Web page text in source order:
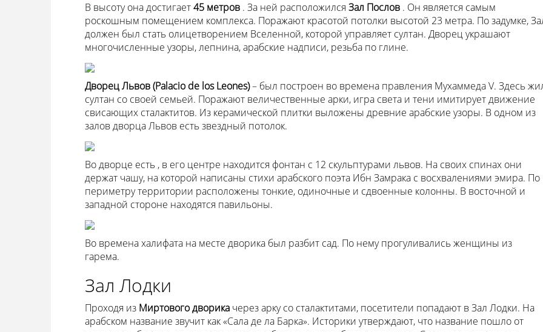
В высоту она достигает45 метров . За ней расположился Зал Послов . Он является самым
роскошным помещением комплекса. Поражают красотой потолки высотой 23 метра. По задумке,
должен был стать олицетворением Вселенной, которой управляет султан. Дворец украшают
многочисленные узоры, лепнина, арабские надписи, резьба по глине.
Дворец Львов (Palacio de los Leones)– был построен во времена правления Мухаммеда V. Здесь
султан со своей семьей. Поражают величественные арки, игра света и тени имитирует движение
свисающих сталактитов. Из керамической плитки выложены древние арабские узоры. В одном из
залов дворца Львов есть звездный потолок.
Во дворце есть , в его центре находится фонтан с 12 скульптурами львов. На своих спинах они
держат чашу, на которой написаны стихи арабского поэта Ибн Замрака с восхвалениями эмира. По
периметру территории расположены тонкие, одиночные и сдвоенные колонны. В восточной и
западной стороне находятся павильоны.
Во времена халифата на месте дворика был разбит сад. По нему прогуливались женщины из
гарема.
Зал Лодки
Проходя из Миртового дворика через арку со сталактитами, посетители попадают в Зал Лодки. На
арабском название звучит как «Сала де ла Барка». Историки утверждают, что название пошло от